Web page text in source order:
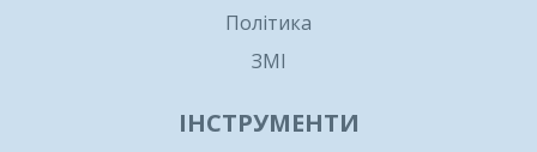
Політика
ЗМІ
ІНСТРУМЕНТИ